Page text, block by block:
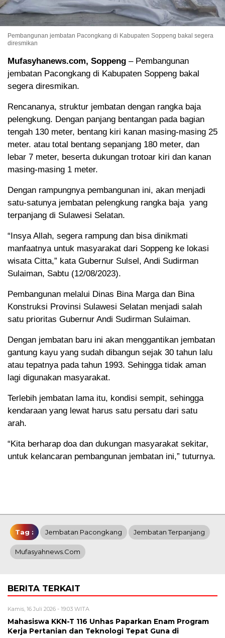
Pembangunan jembatan Pacongkang di Kabupaten Soppeng bakal segera
diresmikan
Mufasyhanews.com, Soppeng – Pembangunan
jembatan Pacongkang di Kabupaten Soppeng bakal
segera diresmikan.
Rencananya, struktur jembatan dengan rangka baja
pelengkung. Dengan panjang bentangan pada bagian
tengah 130 meter, bentang kiri kanan masing-masing 25
meter. atau total bentang sepanjang 180 meter, dan
lebar 7 meter, beserta dukungan trotoar kiri dan kanan
masing-masing 1 meter.
Dengan rampungnya pembangunan ini, akan menjadi
satu-satunya jembatan pelengkung rangka baja yang
terpanjang di Sulawesi Selatan.
“Insya Allah, segera rampung dan bisa dinikmati
manfaatnya untuk masyarakat dari Soppeng ke lokasi
wisata Citta,” kata Gubernur Sulsel, Andi Sudirman
Sulaiman, Sabtu (12/08/2023).
Pembangunan melalui Dinas Bina Marga dan Bina
Konstruksi Provinsi Sulawesi Selatan menjadi salah
satu prioritas Gubernur Andi Sudirman Sulaiman.
Dengan jembatan baru ini akan menggantikan jembatan
gantung kayu yang sudah dibangun sejak 30 tahun lalu
atau tepatnya pada tahun 1993. Sehingga tidak aman
lagi digunakan masyarakat.
Terlebih jembatan lama itu, kondisi sempit, sehingga
kendaraan yang lewat harus satu persatu dari satu
arah.
“Kita berharap doa dan dukungan masyarakat sekitar,
untuk kelancaran pembangunan jembatan ini,” tuturnya.
Tag : Jembatan Pacongkang Jembatan Terpanjang
Mufasyahnews.com
BERITA TERKAIT
Kamis, 16 Juli 2026 - 19:03 WITA
Mahasiswa KKN-T 116 Unhas Paparkan Enam Program
Kerja Pertanian dan Teknologi Tepat Guna di